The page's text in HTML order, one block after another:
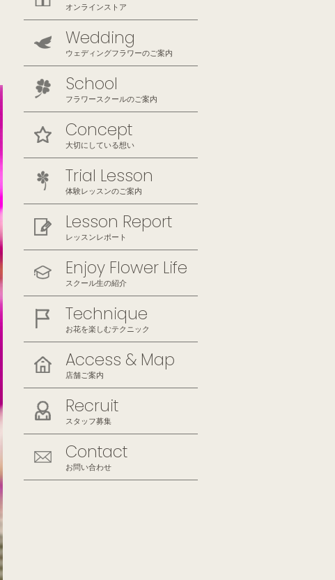
オンラインストア
Wedding
ウェディングフラワーのご案内
School
フラワースクールのご案内
Concept
大切にしている想い
Trial Lesson
体験レッスンのご案内
Lesson Report
レッスンレポート
Enjoy Flower Life
スクール生の紹介
Technique
お花を楽しむテクニック
Access & Map
店舗ご案内
Recruit
スタッフ募集
Contact
お問い合わせ